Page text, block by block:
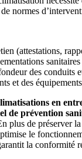
normes
(attestations,
sanitaires
des conduits
et des équipements
en
de prévention
plus de préserver la
le
la conformité